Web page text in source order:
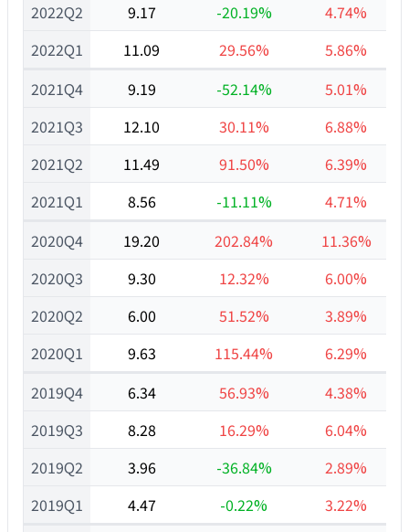
2022Q2
2022Q1
2021Q4
2021Q3
2021Q2
2021Q1
2020Q4
2020Q3
2020Q2
2020Q1
2019Q4
2019Q3
2019Q2
2019Q1
9.17
-20.19%
4.74%
11.09
29.56%
5.86%
9.19
-52.14%
5.01%
12.10
30.11%
6.88%
11.49
91.50%
6.39%
8.56
-11.11%
4.71%
19.20
202.84%
11.36%
9.30
12.32%
6.00%
6.00
51.52%
3.89%
9.63
115.44%
6.29%
6.34
56.93%
4.38%
8.28
16.29%
6.04%
3.96
-36.84%
2.89%
4.47
-0.22%
3.22%